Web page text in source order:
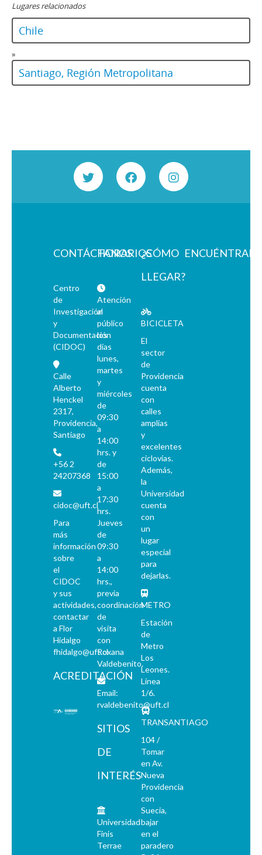
Lugares relacionados
Chile
»
Santiago, Región Metropolitana
CONTÁCTANOS
Centro
de
Investigación
y
Documentación
(CIDOC)
Calle
Alberto
Henckel
2317,
Providencia,
Santiago
+56 2
24207368
cidoc@uft.cl
Para
más
información
sobre
el
CIDOC
y sus
actividades,
contactar
a Flor
Hidalgo
fhidalgo@uft.cl
ACREDITACIÓN
HORARIOS
Atención
al
público
los
días
lunes,
martes
y
miércoles
de
09:30
a
14:00
hrs. y
de
15:00
a
17:30
hrs.
Jueves
de
09:30
a
14:00
hrs.,
previa
coordinación
de
visita
con
Roxana
Valdebenito.
Email:
rvaldebenito@uft.cl
SITIOS
DE
INTERÉS
Universidad
Finis
Terrae
¿CÓMO
LLEGAR?
BICICLETA
El
sector
de
Providencia
cuenta
con
calles
amplias
y
excelentes
ciclovías.
Además,
la
Universidad
cuenta
con
un
lugar
especial
para
dejarlas.
METRO
Estación
de
Metro
Los
Leones.
Línea
1/6.
TRANSANTIAGO
104 /
Tomar
en Av.
Nueva
Providencia
con
Suecia,
bajar
en el
paradero